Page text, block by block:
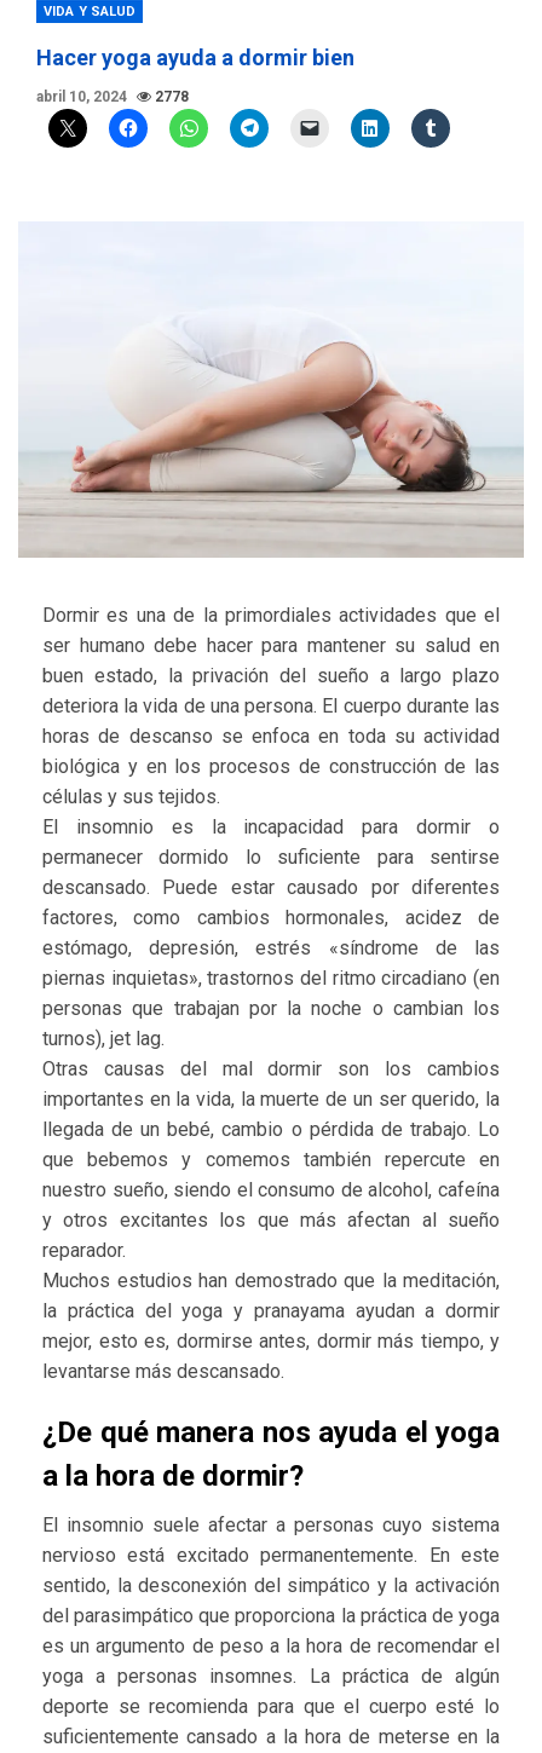
VIDA Y SALUD
Hacer yoga ayuda a dormir bien
abril 10, 2024 2778
Dormir es una de la primordiales actividades que el
ser humano debe hacer para mantener su salud en
buen estado, la privación del sueño a largo plazo
deteriora la vida de una persona. El cuerpo durante las
horas de descanso se enfoca en toda su actividad
biológica y en los procesos de construcción de las
células y sus tejidos.
El insomnio es la incapacidad para dormir o
permanecer dormido lo suficiente para sentirse
descansado. Puede estar causado por diferentes
factores, como cambios hormonales, acidez de
estómago, depresión, estrés «síndrome de las
piernas inquietas», trastornos del ritmo circadiano (en
personas que trabajan por la noche o cambian los
turnos), jet lag.
Otras causas del mal dormir son los cambios
importantes en la vida, la muerte de un ser querido, la
llegada de un bebé, cambio o pérdida de trabajo. Lo
que bebemos y comemos también repercute en
nuestro sueño, siendo el consumo de alcohol, cafeína
y otros excitantes los que más afectan al sueño
reparador.
Muchos estudios han demostrado que la meditación,
la práctica del yoga y pranayama ayudan a dormir
mejor, esto es, dormirse antes, dormir más tiempo, y
levantarse más descansado.
¿De qué manera nos ayuda el yoga
a la hora de dormir?
El insomnio suele afectar a personas cuyo sistema
nervioso está excitado permanentemente. En este
sentido, la desconexión del simpático y la activación
del parasimpático que proporciona la práctica de yoga
es un argumento de peso a la hora de recomendar el
yoga a personas insomnes. La práctica de algún
deporte se recomienda para que el cuerpo esté lo
suficientemente cansado a la hora de meterse en la